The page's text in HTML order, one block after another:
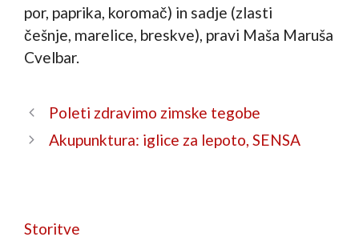
por, paprika, koromač) in sadje (zlasti
češnje, marelice, breskve), pravi Maša Maruša
Cvelbar.
Poleti zdravimo zimske tegobe
Akupunktura: iglice za lepoto, SENSA
Storitve